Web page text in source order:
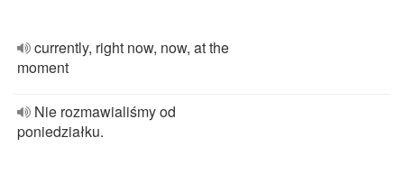
currently, right now, now, at the
moment
Nie rozmawialiśmy od
poniedziałku.